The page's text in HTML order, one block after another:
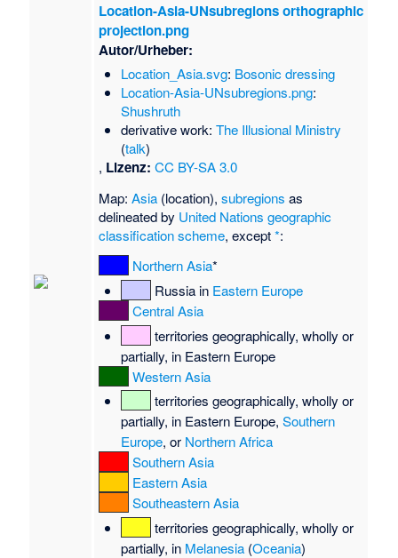
Location-Asia-UNsubregions orthographic
projection.png
Autor/Urheber:
Location_Asia.svg: Bosonic dressing
Location-Asia-UNsubregions.png:
Shushruth
derivative work: The Illusional Ministry
(talk)
, Lizenz: CC BY-SA 3.0
Map:Asia (location),subregions as
delineated by United Nations geographic
classification scheme, except*:
Northern Asia*
Russia in Eastern Europe
Central Asia
territories geographically, wholly or
partially, in Eastern Europe
Western Asia
territories geographically, wholly or
partially, in Eastern Europe, Southern
Europe, or Northern Africa
Southern Asia
Eastern Asia
Southeastern Asia
territories geographically, wholly or
partially, in Melanesia(Oceania)